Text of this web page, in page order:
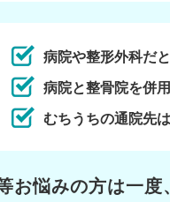
病院や整形外科だ
病院と整骨院を併
むちうちの通院先
お悩みの方は一度、